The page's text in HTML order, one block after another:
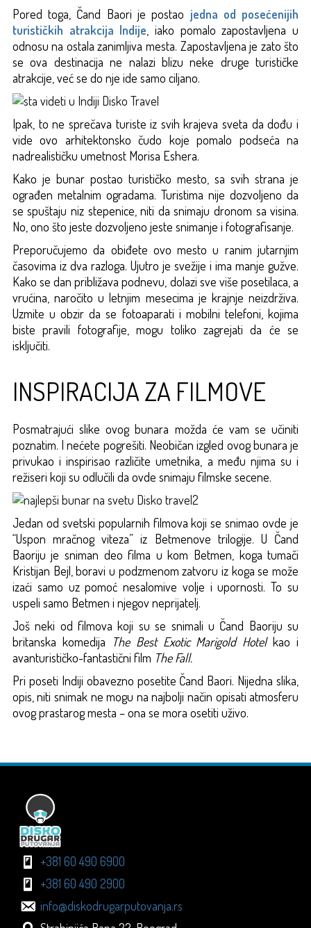
Pored toga, Čand Baori je postao jedna od posećenijih
turističkih atrakcija Indije, iako pomalo zapostavljena u
odnosu na ostala zanimljiva mesta. Zapostavljena je zato što
se ova destinacija ne nalazi blizu neke druge turističke
atrakcije, već se do nje ide samo ciljano.
Ipak, to ne sprečava turiste iz svih krajeva sveta da dođu i
vide ovo arhitektonsko čudo koje pomalo podseća na
nadrealističku umetnost Morisa Eshera.
Kako je bunar postao turističko mesto, sa svih strana je
ograđen metalnim ogradama. Turistima nije dozvoljeno da
se spuštaju niz stepenice, niti da snimaju dronom sa visina.
No, ono što jeste dozvoljeno jeste snimanje i fotografisanje.
Preporučujemo da obiđete ovo mesto u ranim jutarnjim
časovima iz dva razloga. Ujutro je svežije i ima manje gužve.
Kako se dan približava podnevu, dolazi sve više posetilaca, a
vrućina, naročito u letnjim mesecima je krajnje neizdrživa.
Uzmite u obzir da se fotoaparati i mobilni telefoni, kojima
biste pravili fotografije, mogu toliko zagrejati da će se
isključiti.
INSPIRACIJA ZA FILMOVE
Posmatrajući slike ovog bunara možda će vam se učiniti
poznatim. I nećete pogrešiti. Neobičan izgled ovog bunara je
privukao i inspirisao različite umetnika, a među njima su i
režiseri koji su odlučili da ovde snimaju filmske secene.
Jedan od svetski popularnih filmova koji se snimao ovde je
“Uspon mračnog viteza” iz Betmenove trilogije. U Čand
Baoriju je sniman deo filma u kom Betmen, koga tumači
Kristijan Bejl, boravi u podzmenom zatvoru iz koga se može
izaći samo uz pomoć nesalomive volje i upornosti. To su
uspeli samo Betmen i njegov neprijatelj.
Još neki od filmova koji su se snimali u Čand Baoriju su
britanska komedija The Best Exotic Marigold Hotelkao i
avanturističko-fantastični film The Fall.
Pri poseti Indiji obavezno posetite Čand Baori. Nijedna slika,
opis, niti snimak ne mogu na najbolji način opisati atmosferu
ovog prastarog mesta – ona se mora osetiti uživo.
+381 60 490 6900
+381 60 490 2900
info@diskodrugarputovanja.rs